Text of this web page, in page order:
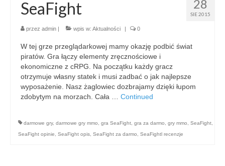
28
SIE 2015
SeaFight
przez admin | wpis w: Aktualności | 0
W tej grze przeglądarkowej mamy okazję podbić świat
piratów. Gra łączy elementy zręcznościowe i
ekonomiczne z cRPG. Na początku każdy gracz
otrzymuje własny statek i musi zadbać o jak najlepsze
wyposażenie. Nasz żaglowiec dozbrajamy dzięki łupom
zdobytym na morzach. Cała … Continued
darmowe gry, darmowe gry mmo gra SeaFight gra za darmo gry mmo SeaFight
SeaFight opinie
SeaFight opis SeaFight za darmo SeaFightl recenzje